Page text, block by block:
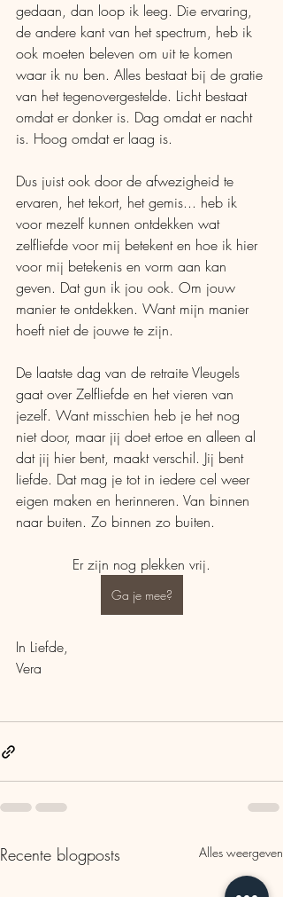
gedaan, dan loop ik leeg. Die ervaring,
de andere kant van het spectrum, heb ik
ook moeten beleven om uit te komen
waar ik nu ben. Alles bestaat bij de gratie
van het tegenovergestelde. Licht bestaat
omdat er donker is. Dag omdat er nacht
is. Hoog omdat er laag is.
Dus juist ook door de afwezigheid te
ervaren, het tekort, het gemis... heb ik
voor mezelf kunnen ontdekken wat
zelfliefde voor mij betekent en hoe ik hier
voor mij betekenis en vorm aan kan
geven. Dat gun ik jou ook. Om jouw
manier te ontdekken. Want mijn manier
hoeft niet de jouwe te zijn.
De laatste dag van de retraite Vleugels
gaat over Zelfliefde en het vieren van
jezelf. Want misschien heb je het nog
niet door, maar jij doet ertoe en alleen al
dat jij hier bent, maakt verschil. Jij bent
liefde. Dat mag je tot in iedere cel weer
eigen maken en herinneren. Van binnen
naar buiten. Zo binnen zo buiten.
Er zijn nog plekken vrij.
Ga je mee?
In Liefde,
Vera
Recente blogposts Alles weergeven